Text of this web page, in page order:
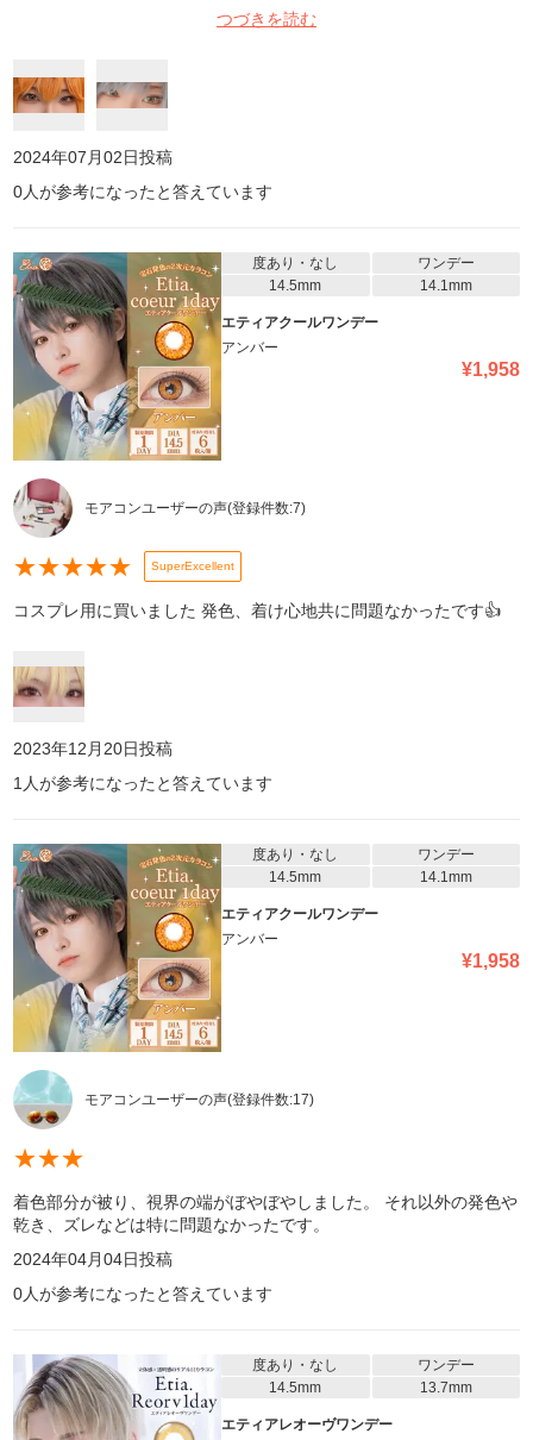
つづきを読む
2024年07月02日投稿
0人が参考になったと答えています
度あり・なし
ワンデー
14.5mm
14.1mm
エティアクールワンデー
アンバー
¥1,958
モアコンユーザーの声(登録件数:7)
★★★★★ SuperExcellent
コスプレ用に買いました 発色、着け心地共に問題なかったです👍
2023年12月20日投稿
1 人が参考になったと答えています
度あり・なし
ワンデー
14.5mm
14.1mm
エティアクールワンデー
アンバー
¥1,958
モアコンユーザーの声(登録件数:17)
★★★
着色部分が被り、視界の端がぼやぼやしました。 それ以外の発色や
乾き、ズレなどは特に問題なかったです。
2024年04月04日投稿
0人が参考になったと答えています
度あり・なし
ワンデー
14.5mm
13.7mm
エティアレオーヴワンデー